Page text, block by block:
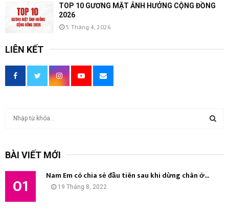
TOP 10 GƯƠNG MẶT ẢNH HƯỞNG CỘNG ĐỒNG
2026
5 Tháng 4, 2026
LIÊN KẾT
BÀI VIẾT MỚI
01 Nam Em có chia sẻ đầu tiên sau khi dừng chân ở...
19 Tháng 8, 2022